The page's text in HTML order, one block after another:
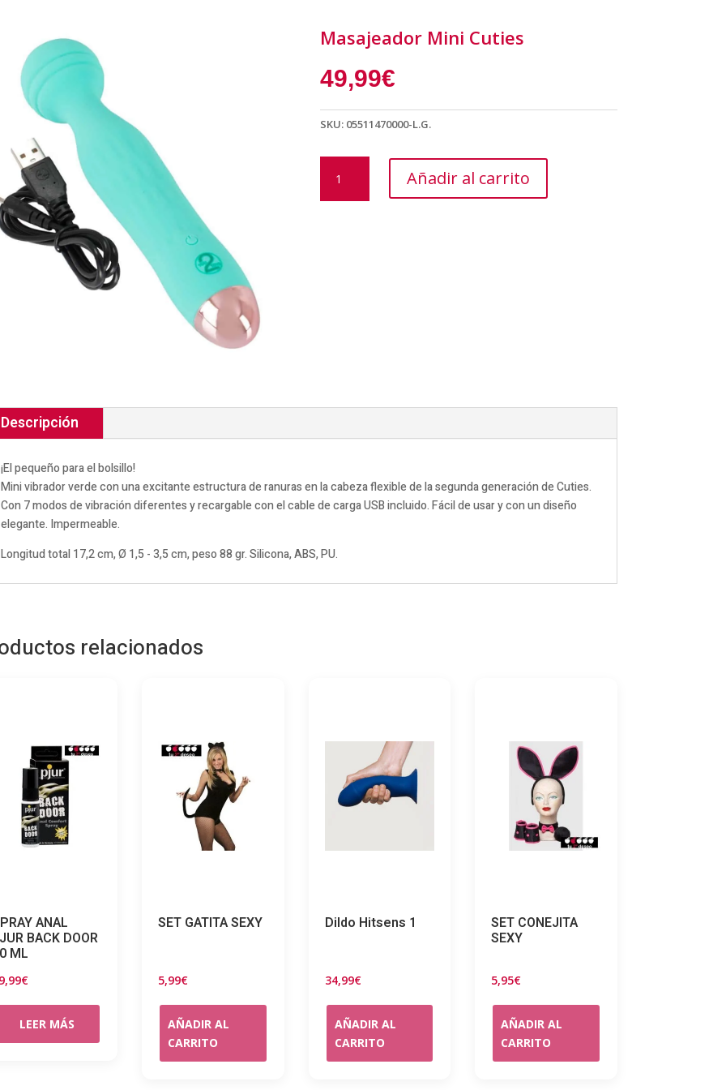
Masajeador Mini Cuties
49,99€
SKU: 05511470000-L.G.
Mini
Cuties
Añadir al carrito
Descripción
¡El pequeño para el bolsillo!
Mini vibrador verde con una excitante estructura de ranuras en la cabeza flexible de la segunda generación de Cuties.
Con 7 modos de vibración diferentes y recargable con el cable de carga USB incluido. Fácil de usar y con un diseño
elegante. Impermeable.
Longitud total 17,2 cm, Ø 1,5 - 3,5 cm, peso 88 gr. Silicona, ABS, PU.
relacionados
ANAL
BACK DOOR
ML
€
LEER MÁS
SET GATITA SEXY
5,99€
AÑADIR AL
CARRITO
Dildo Hitsens 1
34,99€
AÑADIR AL
CARRITO
SET CONEJITA
SEXY
5,95€
AÑADIR AL
CARRITO